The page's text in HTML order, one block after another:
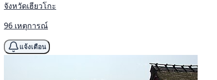
จังหวัดเฮียวโกะ
96 เหตุการณ์
แจ้งเตือน